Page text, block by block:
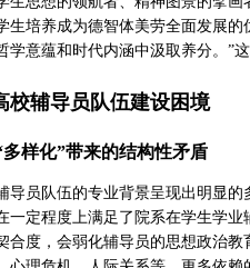
生培养成为德智体美劳全面发展
学意蕴和时代内涵中汲取养分。”
校辅导员队伍建设困境
多样化”带来的结构性矛盾
导员队伍的专业背景呈现出明显
一定程度上满足了院系在学生学
合度，会弱化辅导员的思想政治